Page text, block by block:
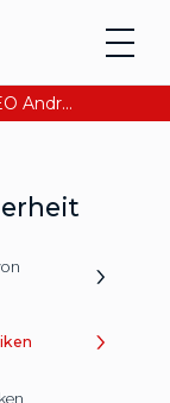
Identität im Zeitalter der Agentic KI: CEO Andre Durand über den Aufbau von digitalem Vertrauen